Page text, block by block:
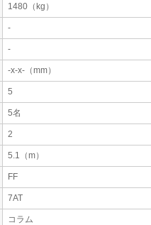
1480（kg）
-
-
-x-x-（mm）
5
5名
2
5.1（m）
FF
7AT
コラム